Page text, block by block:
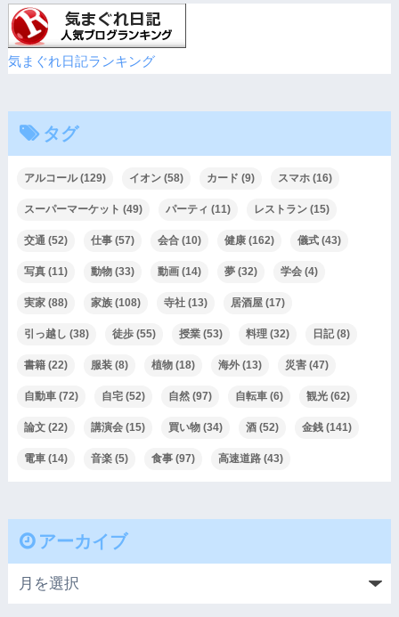
気まぐれ日記ランキング
タグ
アルコール(129) イオン(58) カード (9) スマホ(16)
スーパーマーケット (49) パーティ (11) レストラン(15)
交通(52) 仕事(57) 会合(10) 健康(162) 儀式(43)
写真(11) 動物(33) 動画(14) 夢(32) 学会(4)
実家(88) 家族(108) 寺社(13) 居酒屋(17)
引っ越し (38) 徒歩(55) 授業(53) 料理(32) 日記(8)
書籍(22) 服装(8) 植物(18) 海外(13) 災害(47)
自動車(72) 自宅(52) 自然(97) 自転車(6) 観光(62)
論文(22) 講演会(15) 買い物(34) 酒(52) 金銭(141)
電車(14) 音楽(5) 食事(97) 高速道路(43)
アーカイブ